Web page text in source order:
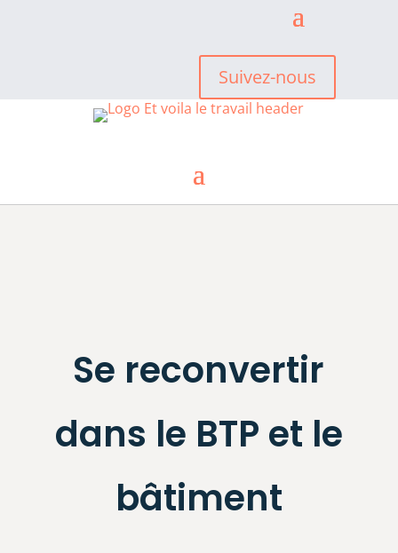
Suivez-nous
Se reconvertir
dans le BTP et le
bâtiment